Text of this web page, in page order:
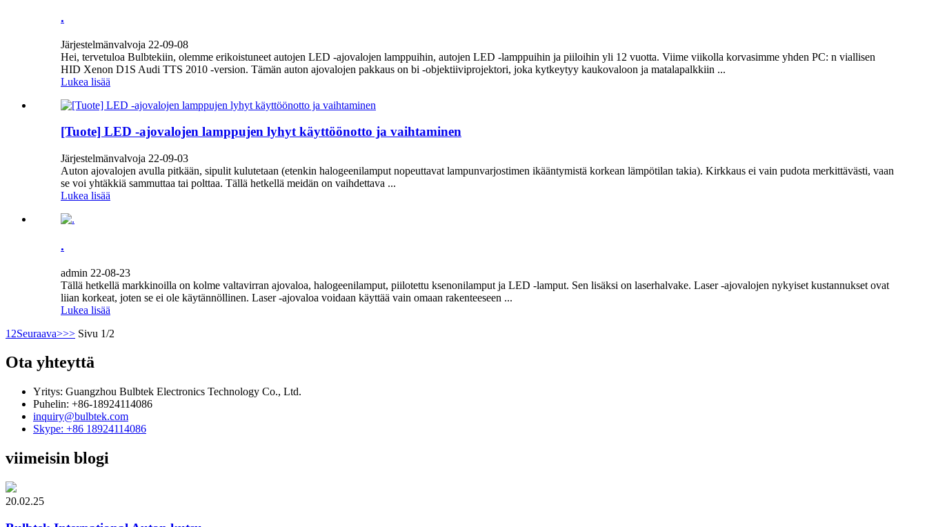
.
Järjestelmänvalvoja 22-09-08
Hei, tervetuloa Bulbtekiin, olemme erikoistuneet autojen LED -ajovalojen lamppuihin, autojen LED -lamppuihin ja piiloihin yli 12 vuotta. Viime viikolla korvasimme yhden PC: n viallisen
HID Xenon D1S Audi TTS 2010 -version. Tämän auton ajovalojen pakkaus on bi -objektiiviprojektori, joka kytkeytyy kaukovaloon ja matalapalkkiin ...
Lukea lisää
[Tuote] LED -ajovalojen lamppujen lyhyt käyttöönotto ja vaihtaminen
Järjestelmänvalvoja 22-09-03
Auton ajovalojen avulla pitkään, sipulit kulutetaan (etenkin halogeenilamput nopeuttavat lampunvarjostimen ikääntymistä korkean lämpötilan takia). Kirkkaus ei vain pudota merkittävästi, vaan
se voi yhtäkkiä sammuttaa tai polttaa. Tällä hetkellä meidän on vaihdettava ...
Lukea lisää
.
admin 22-08-23
Tällä hetkellä markkinoilla on kolme valtavirran ajovaloa, halogeenilamput, piilotettu ksenonilamput ja LED -lamput. Sen lisäksi on laserhalvake. Laser -ajovalojen nykyiset kustannukset ovat
liian korkeat, joten se ei ole käytännöllinen. Laser -ajovaloa voidaan käyttää vain omaan rakenteeseen ...
Lukea lisää
1 2Seuraava>>> Sivu 1/2
Ota yhteyttä
Yritys: Guangzhou Bulbtek Electronics Technology Co., Ltd.
Puhelin: +86-18924114086
inquiry@bulbtek.com
Skype: +86 18924114086
viimeisin blogi
20.02.25